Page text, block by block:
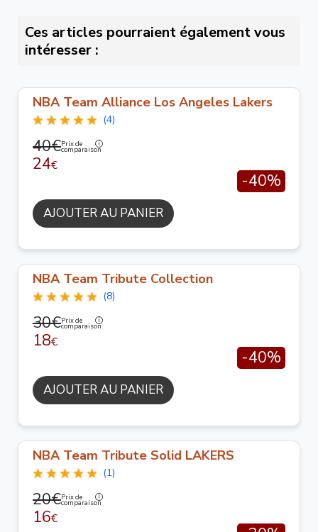
Ces articles pourraient également vous
intéresser :
NBA Team Alliance Los Angeles Lakers
(4)
40€Prix de
comparaison
24€
-40%
AJOUTER AU PANIER
NBA Team Tribute Collection
(8)
30€Prix de
comparaison
18€
-40%
AJOUTER AU PANIER
NBA Team Tribute Solid LAKERS
(1)
20€Prix de
comparaison
16€